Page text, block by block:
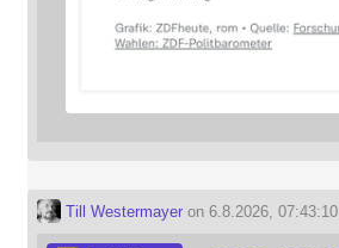
Till Westermayeron 6.8.2026, 07:43:10